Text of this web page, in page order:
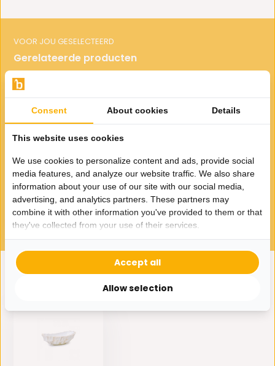
VOOR JOU GESELECTEERD
Gerelateerde producten
Pot Mother of Pearl D17 H24 -
Creme - Schelpenvaas
59,95
Eerder bekeken door jou
Consent About cookies Details
This website uses cookies
We use cookies to personalize content and ads, provide social
media features, and analyze our website traffic. We also share
information about your use of our site with our social media,
advertising, and analytics partners. These partners may
combine it with other information you've provided to them or that
they've collected from your use of their services.
Allow selection
Accept all